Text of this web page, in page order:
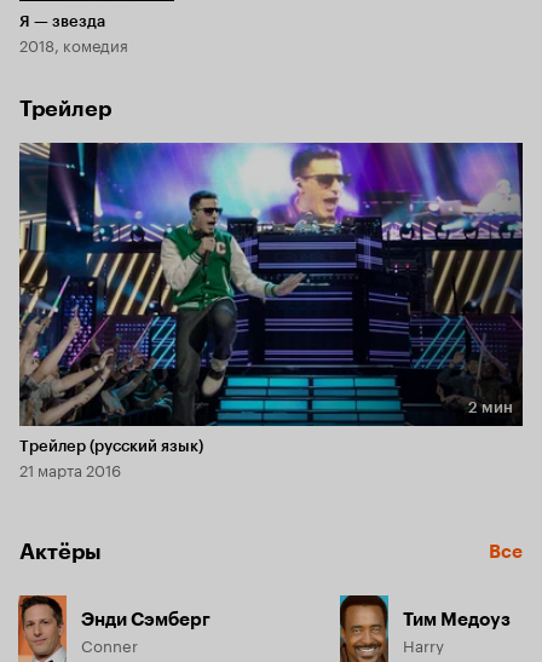
Я — звезда
2018, комедия
Трейлер
Длительность 2 мин
2 мин
Трейлер (русский язык)
21 марта 2016
Актёры Все
Энди Сэмберг
Conner
Тим Медоуз
Harry